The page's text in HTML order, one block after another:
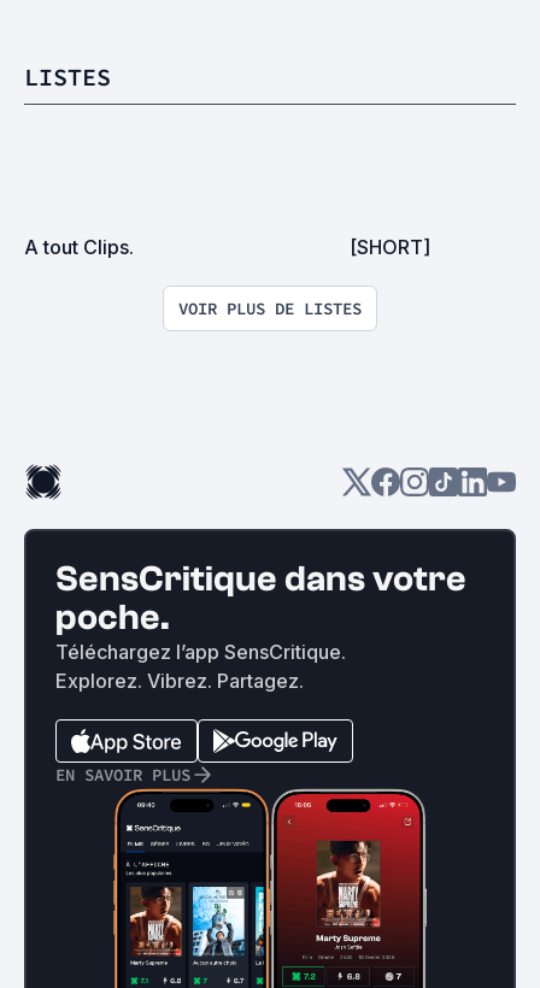
LISTES
A tout Clips. [SHORT]
VOIR PLUS DE LISTES
SensCritique dans votre
poche.
Téléchargez l’app SensCritique.
Explorez. Vibrez. Partagez.
EN SAVOIR PLUS